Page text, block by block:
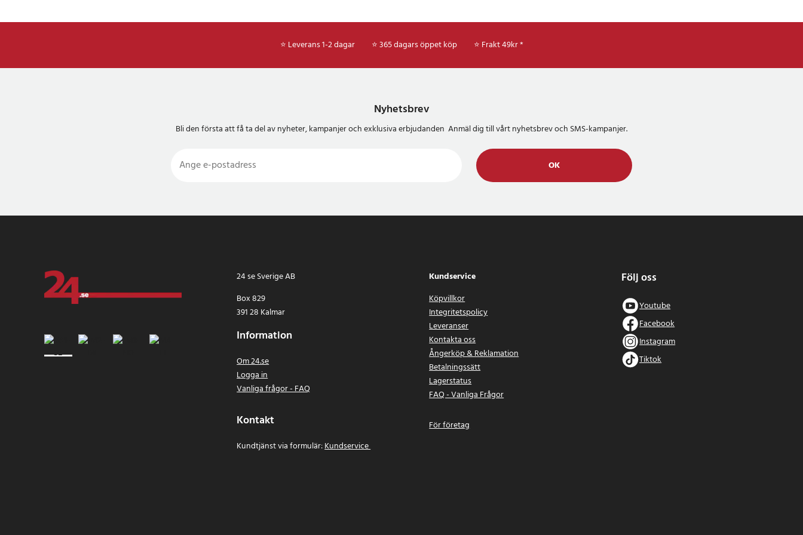
⭐ Leverans 1-2 dagar ⭐ 365 dagars öppet köp ⭐ Frakt 49kr *
Nyhetsbrev
Bli den första att få ta del av nyheter, kampanjer och exklusiva erbjudanden Anmäl dig till vårt nyhetsbrev och SMS-kampanjer.
OK
24 se Sverige AB
Box 829
391 28 Kalmar
Information
Om 24.se
Logga in
Vanliga frågor - FAQ
Kontakt
Kundtjänst via formulär:Kundservice
Kundservice
Köpvillkor
Integritetspolicy
Leveranser
Kontakta oss
Ångerköp & Reklamation
Betalningssätt
Lagerstatus
FAQ - Vanliga Frågor
För företag
Följ oss
Youtube
Facebook
Instagram
Tiktok